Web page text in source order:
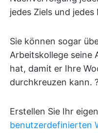
jedes Ziels und
Sie können sogar
Arbeitskollege seine
hat, damit er Ihre
durchkreuzen kann.
Erstellen Sie Ihr
benutzerdefinierten